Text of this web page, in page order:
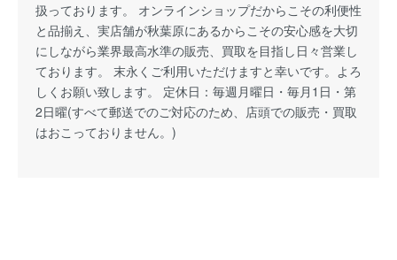
扱っております。 オンラインショップだからこその利便性
と品揃え、実店舗が秋葉原にあるからこその安心感を大切
にしながら業界最高水準の販売、買取を目指し日々営業し
ております。 末永くご利用いただけますと幸いです。よろ
しくお願い致します。 定休日：毎週月曜日・毎月1日・第
2日曜(すべて郵送でのご対応のため、店頭での販売・買取
はおこっておりません。)